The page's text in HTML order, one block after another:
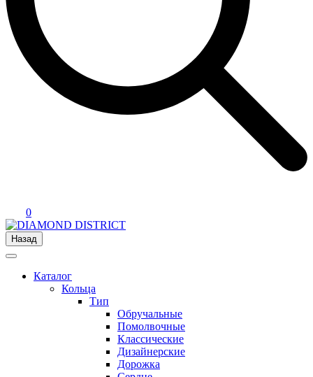
0
Назад
Каталог
Кольца
Тип
Обручальные
Помолвочные
Классические
Дизайнерские
Дорожка